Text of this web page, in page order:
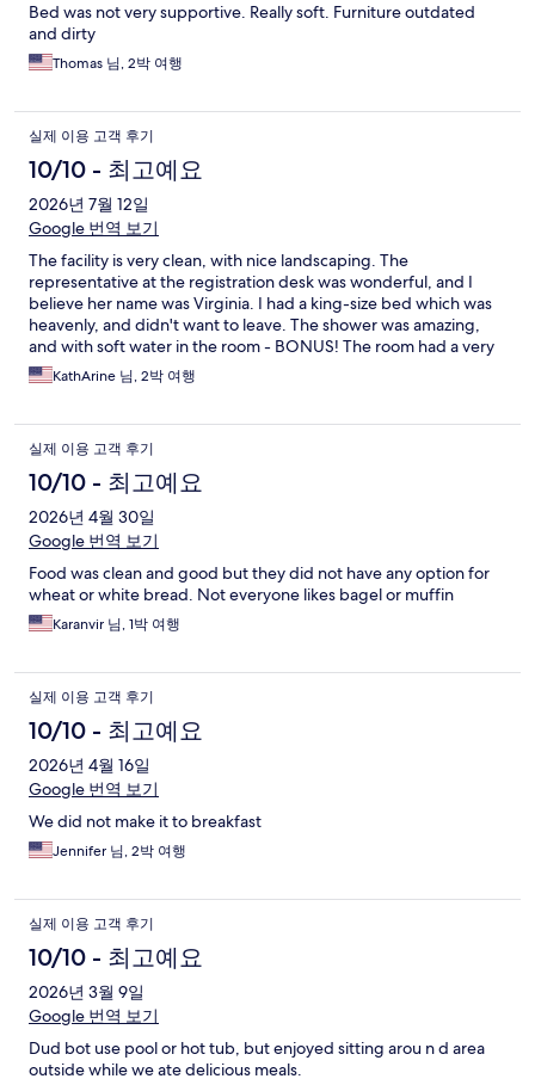
Bed was not very supportive. Really soft. Furniture outdated
and dirty
Thomas 님, 2박 여행
실제 이용 고객 후기
10/10 - 최고예요
2026년 7월 12일
Google 번역 보기
The facility is very clean, with nice landscaping. The
representative at the registration desk was wonderful, and I
believe her name was Virginia. I had a king-size bed which was
heavenly, and didn't want to leave. The shower was amazing,
and with soft water in the room - BONUS! The room had a very
nice kitchenette equipped with dishes, a full fridge, microwave,
stove, and dishwasher. Typical coffee maker and condiments
breakfast was VERY nice, with the usual eggs, meat, potatoes,
waffles, and great coffee. My favorite, though, and what I only
had, was the delicious oatmeal! They didn't hold back with great
goodies to put on it, i.e., walnuts, almonds, shredded coconut,
brown sugar, raisins, etc. Blueberries or strawberries would
have been nice, but I grabbed a fresh banana. Great place, and
Thanks.
KathArine 님, 2박 여행
실제 이용 고객 후기
10/10 - 최고예요
2026년 4월 30일
Google 번역 보기
Food was clean and good but they did not have any option for
wheat or white bread. Not everyone likes bagel or muffin
Karanvir 님, 1박 여행
실제 이용 고객 후기
10/10 - 최고예요
2026년 4월 16일
Google 번역 보기
We did not make it to breakfast
Jennifer 님, 2박 여행
실제 이용 고객 후기
10/10 - 최고예요
2026년 3월 9일
Google 번역 보기
Dud bot use pool or hot tub, but enjoyed sitting arou n d area
outside while we ate delicious meals.